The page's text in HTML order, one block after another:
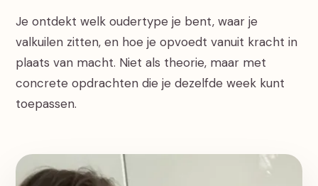
Je ontdekt welk oudertype je bent, waar je
valkuilen zitten, en hoe je opvoedt vanuit kracht in
plaats van macht. Niet als theorie, maar met
concrete opdrachten die je dezelfde week kunt
toepassen.